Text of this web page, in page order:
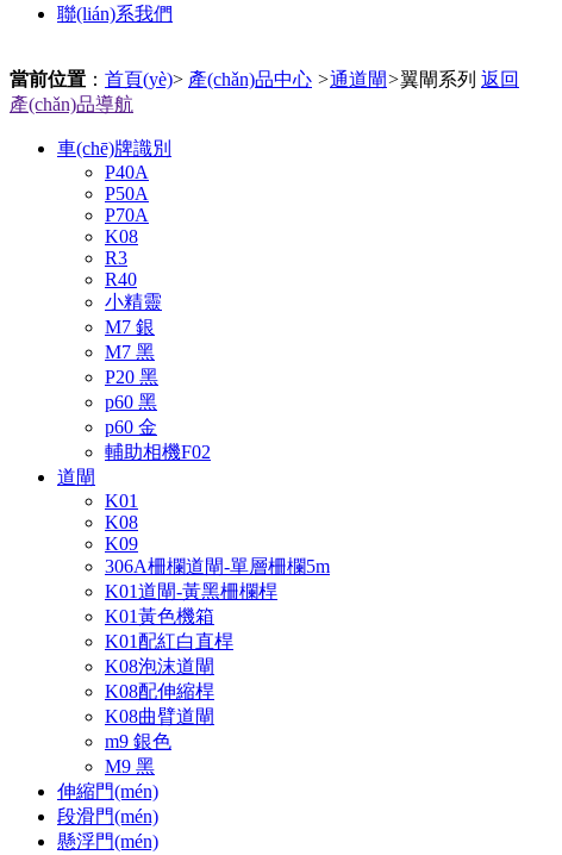
聯(lián)系我們
當前位置 ： 首頁(yè)> 產(chǎn)品中心 >通道閘>翼閘系列 返回
產(chǎn)品導航
車(chē)牌識別
P40A
P50A
P70A
K08
R3
R40
小精靈
M7 銀
M7 黑
P20 黑
p60 黑
p60 金
輔助相機F02
道閘
K01
K08
K09
306A柵欄道閘-單層柵欄5m
K01道閘-黃黑柵欄桿
K01黃色機箱
K01配紅白直桿
K08泡沫道閘
K08配伸縮桿
K08曲臂道閘
m9 銀色
M9 黑
伸縮門(mén)
段滑門(mén)
懸浮門(mén)